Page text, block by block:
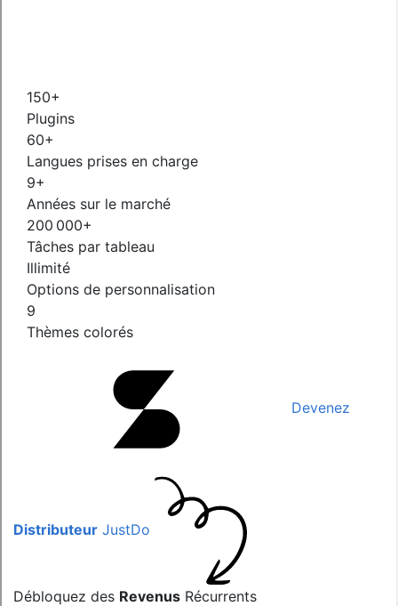
150+
Plugins
60+
Langues prises en charge
9+
Années sur le marché
200 000+
Tâches par tableau
Illimité
Options de personnalisation
9
Thèmes colorés
Devenez
Distributeur JustDo
Débloquez des Revenus Récurrents